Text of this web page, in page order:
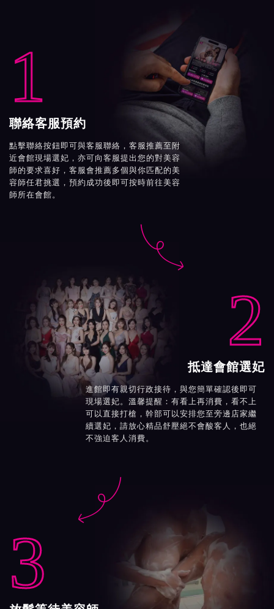
1
聯絡客服預約
點擊聯絡按鈕即可與客服聯絡，客服推薦至附
近會館現場選妃，亦可向客服提出您的對美容
師的要求喜好，客服會推薦多個與你匹配的美
容師任君挑選，預約成功後即可按時前往美容
師所在會館。

2
抵達會館選妃
進館即有親切行政接待，與您簡單確認後即可
現場選妃。溫馨提醒：有看上再消費，看不上
可以直接打槍，幹部可以安排您至旁邊店家繼
續選妃，請放心精品舒壓絕不會酸客人，也絕
不強迫客人消費。

3